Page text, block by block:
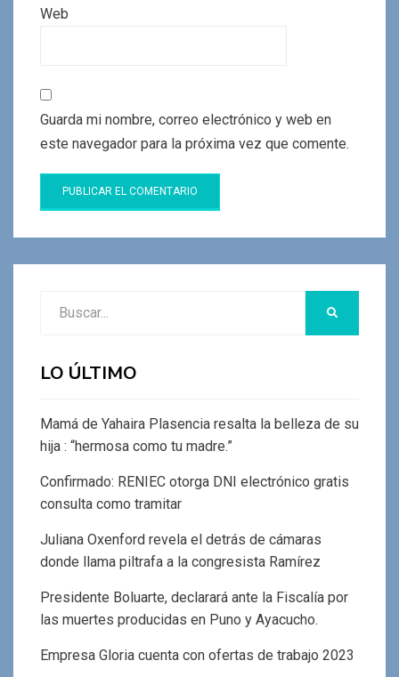
Web
Guarda mi nombre, correo electrónico y web en
este navegador para la próxima vez que comente.
LO ÚLTIMO
Mamá de Yahaira Plasencia resalta la belleza de su
hija : “hermosa como tu madre.”
Confirmado: RENIEC otorga DNI electrónico gratis
consulta como tramitar
Juliana Oxenford revela el detrás de cámaras
donde llama piltrafa a la congresista Ramírez
Presidente Boluarte, declarará ante la Fiscalía por
las muertes producidas en Puno y Ayacucho.
Empresa Gloria cuenta con ofertas de trabajo 2023